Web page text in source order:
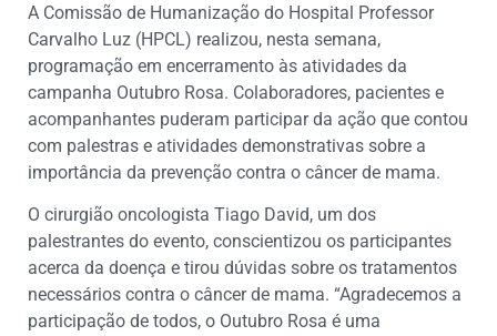
A Comissão de Humanização do Hospital Professor
Carvalho Luz (HPCL) realizou, nesta semana,
programação em encerramento às atividades da
campanha Outubro Rosa. Colaboradores, pacientes e
acompanhantes puderam participar da ação que contou
com palestras e atividades demonstrativas sobre a
importância da prevenção contra o câncer de mama.
O cirurgião oncologista Tiago David, um dos
palestrantes do evento, conscientizou os participantes
acerca da doença e tirou dúvidas sobre os tratamentos
necessários contra o câncer de mama. “Agradecemos a
participação de todos, o Outubro Rosa é uma